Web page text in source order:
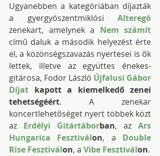
Ugyanebben a kategóriában díjazták
a gyergyószentmiklósi Alteregó
zenekart, amelynek a Nem számít
című daluk a második helyezést érte
el, a közönségszavazás nyertesei is ők
lettek, illetve az együttes énekes-
gitárosa, Fodor László Újfalusi Gábor
Díjat kapott a kiemelkedő zenei
tehetségéért. A zenekar
koncertlehetőséget nyert többek közt
az Erdélyi Gitártáborban, az Ars
Hungarica Fesztiválon, a Double
Rise Fesztiválon, a Vibe Fesztiválon.